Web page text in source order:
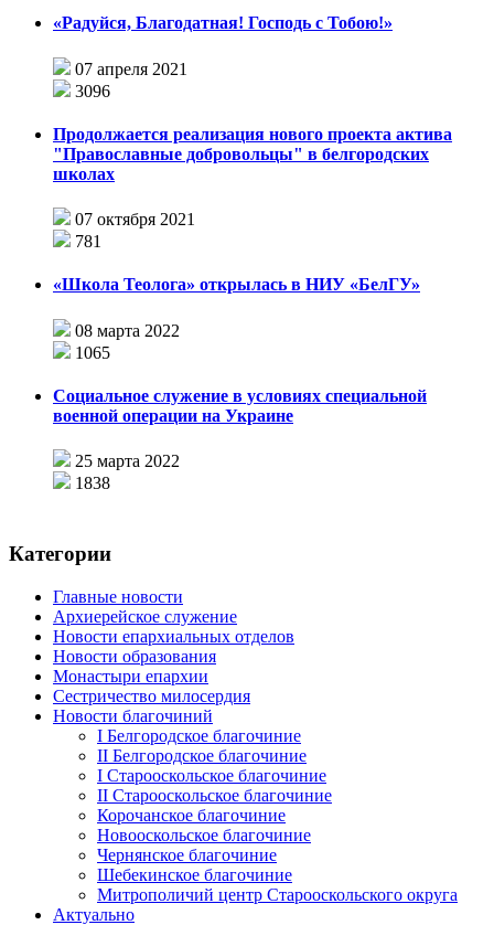
«Радуйся, Благодатная! Господь с Тобою!»
07 апреля 2021
3096
Продолжается реализация нового проекта актива
"Православные добровольцы" в белгородских
школах
07 октября 2021
781
«Школа Теолога» открылась в НИУ «БелГУ»
08 марта 2022
1065
Социальное служение в условиях специальной
военной операции на Украине
25 марта 2022
1838
Категории
Главные новости
Архиерейское служение
Новости епархиальных отделов
Новости образования
Монастыри епархии
Сестричество милосердия
Новости благочиний
I Белгородское благочиние
II Белгородское благочиние
I Старооскольское благочиние
II Старооскольское благочиние
Корочанское благочиние
Новооскольское благочиние
Чернянское благочиние
Шебекинское благочиние
Митрополичий центр Старооскольского округа
Актуально